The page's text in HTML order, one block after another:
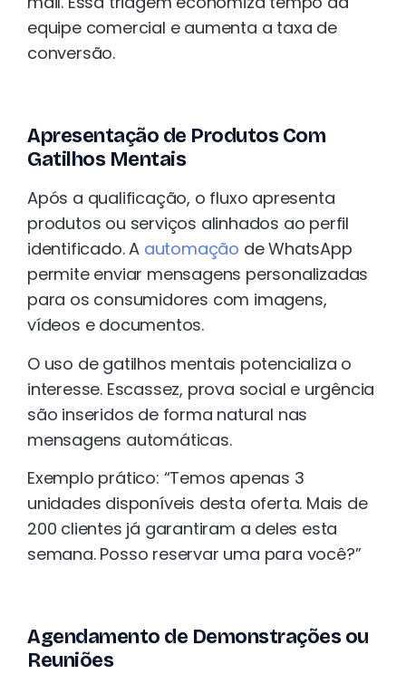
equipe comercial e aumenta a taxa de
conversão.
Apresentação de Produtos Com
Gatilhos Mentais
Após a qualificação, o fluxo apresenta
produtos ou serviços alinhados ao perfil
identificado. A automação de WhatsApp
permite enviar mensagens personalizadas
para os consumidores com imagens,
vídeos e documentos.
O uso de gatilhos mentais potencializa o
interesse. Escassez, prova social e urgência
são inseridos de forma natural nas
mensagens automáticas.
Exemplo prático: “Temos apenas 3
unidades disponíveis desta oferta. Mais de
200 clientes já garantiram a deles esta
semana. Posso reservar uma para você?”
Agendamento de Demonstrações ou
Reuniões